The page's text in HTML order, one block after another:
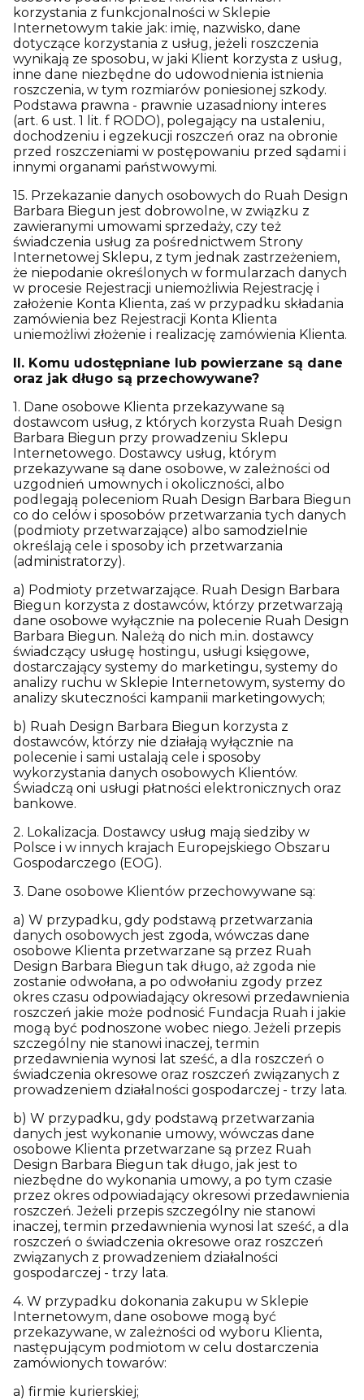
korzystania z funkcjonalności w Sklepie
Internetowym takie jak: imię, nazwisko, dane
dotyczące korzystania z usług, jeżeli roszczenia
wynikają ze sposobu, w jaki Klient korzysta z usług,
inne dane niezbędne do udowodnienia istnienia
roszczenia, w tym rozmiarów poniesionej szkody.
Podstawa prawna - prawnie uzasadniony interes
(art. 6 ust. 1 lit. f RODO), polegający na ustaleniu,
dochodzeniu i egzekucji roszczeń oraz na obronie
przed roszczeniami w postępowaniu przed sądami i
innymi organami państwowymi.
15. Przekazanie danych osobowych do Ruah Design
Barbara Biegun jest dobrowolne, w związku z
zawieranymi umowami sprzedaży, czy też
świadczenia usług za pośrednictwem Strony
Internetowej Sklepu, z tym jednak zastrzeżeniem,
że niepodanie określonych w formularzach danych
w procesie Rejestracji uniemożliwia Rejestrację i
założenie Konta Klienta, zaś w przypadku składania
zamówienia bez Rejestracji Konta Klienta
uniemożliwi złożenie i realizację zamówienia Klienta.
II. Komu udostępniane lub powierzane są dane
oraz jak długo są przechowywane?
1. Dane osobowe Klienta przekazywane są
dostawcom usług, z których korzysta Ruah Design
Barbara Biegun przy prowadzeniu Sklepu
Internetowego. Dostawcy usług, którym
przekazywane są dane osobowe, w zależności od
uzgodnień umownych i okoliczności, albo
podlegają poleceniom Ruah Design Barbara Biegun
co do celów i sposobów przetwarzania tych danych
(podmioty przetwarzające) albo samodzielnie
określają cele i sposoby ich przetwarzania
(administratorzy).
a) Podmioty przetwarzające. Ruah Design Barbara
Biegun korzysta z dostawców, którzy przetwarzają
dane osobowe wyłącznie na polecenie Ruah Design
Barbara Biegun. Należą do nich m.in. dostawcy
świadczący usługę hostingu, usługi księgowe,
dostarczający systemy do marketingu, systemy do
analizy ruchu w Sklepie Internetowym, systemy do
analizy skuteczności kampanii marketingowych;
b) Ruah Design Barbara Biegun korzysta z
dostawców, którzy nie działają wyłącznie na
polecenie i sami ustalają cele i sposoby
wykorzystania danych osobowych Klientów.
Świadczą oni usługi płatności elektronicznych oraz
bankowe.
2. Lokalizacja. Dostawcy usług mają siedziby w
Polsce i w innych krajach Europejskiego Obszaru
Gospodarczego (EOG).
3. Dane osobowe Klientów przechowywane są:
a) W przypadku, gdy podstawą przetwarzania
danych osobowych jest zgoda, wówczas dane
osobowe Klienta przetwarzane są przez Ruah
Design Barbara Biegun tak długo, aż zgoda nie
zostanie odwołana, a po odwołaniu zgody przez
okres czasu odpowiadający okresowi przedawnienia
roszczeń jakie może podnosić Fundacja Ruah i jakie
mogą być podnoszone wobec niego. Jeżeli przepis
szczególny nie stanowi inaczej, termin
przedawnienia wynosi lat sześć, a dla roszczeń o
świadczenia okresowe oraz roszczeń związanych z
prowadzeniem działalności gospodarczej - trzy lata.
b) W przypadku, gdy podstawą przetwarzania
danych jest wykonanie umowy, wówczas dane
osobowe Klienta przetwarzane są przez Ruah
Design Barbara Biegun tak długo, jak jest to
niezbędne do wykonania umowy, a po tym czasie
przez okres odpowiadający okresowi przedawnienia
roszczeń. Jeżeli przepis szczególny nie stanowi
inaczej, termin przedawnienia wynosi lat sześć, a dla
roszczeń o świadczenia okresowe oraz roszczeń
związanych z prowadzeniem działalności
gospodarczej - trzy lata.
4. W przypadku dokonania zakupu w Sklepie
Internetowym, dane osobowe mogą być
przekazywane, w zależności od wyboru Klienta,
następującym podmiotom w celu dostarczenia
zamówionych towarów:
a) firmie kurierskiej;